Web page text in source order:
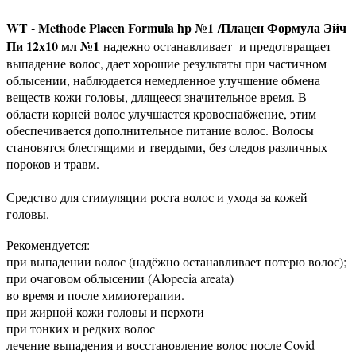
WT - Methode Placen Formula hp №1 /Плацен Формула Эйч
Пи 12х10 мл №1 надежно останавливает и предотвращает
выпадение волос, дает хорошие результаты при частичном
облысении, наблюдается немедленное улучшение обмена
веществ кожи головы, длящееся значительное время. В
области корней волос улучшается кровоснабжение, этим
обеспечивается дополнительное питание волос. Волосы
становятся блестящими и твердыми, без следов различных
пороков и травм.
Средство для стимуляции роста волос и ухода за кожей
головы.
Рекомендуется:
при выпадении волос (надёжно останавливает потерю волос);
при очаговом облысении (Alopecia areata)
во время и после химиотерапии.
при жирной кожи головы и перхоти
при тонких и редких волос
лечение выпадения и восстановление волос после Covid